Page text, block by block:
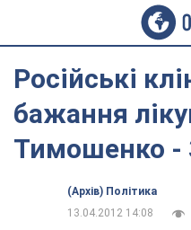
Російські
бажання
Тимошенко -
(Архів) Політика
13.04.2012 14:08